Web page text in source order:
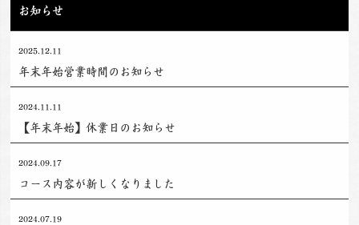
お知らせ
2025.12.11
年末年始営業時間のお知らせ
2024.11.11
【年末年始】休業日のお知らせ
2024.09.17
コース内容が新しくなりました
2024.07.19